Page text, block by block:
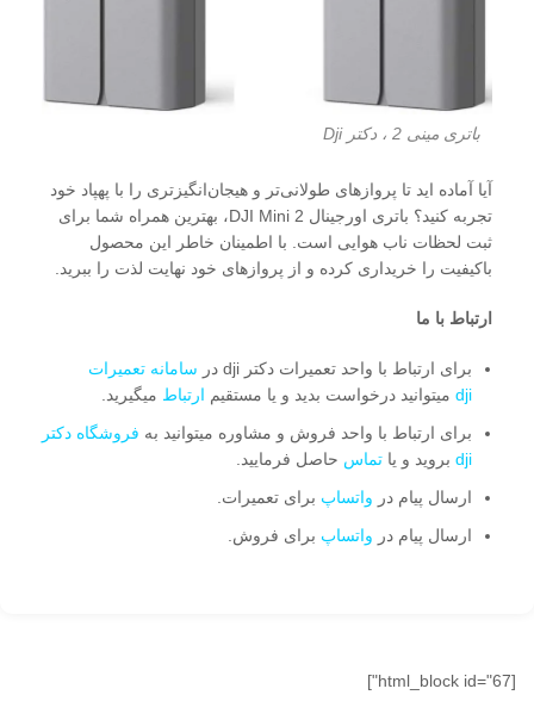
باتری مینی 2 ، دکتر Dji
آیا آماده اید تا پروازهای طولانی‌تر و هیجان‌انگیزتری را با پهپاد خود
تجربه کنید؟ باتری اورجینال DJI Mini 2، بهترین همراه شما برای
ثبت لحظات ناب هوایی است. با اطمینان خاطر این محصول
باکیفیت را خریداری کرده و از پروازهای خود نهایت لذت را ببرید.
ارتباط با ما
برای ارتباط با واحد تعمیرات دکتر dji در
سامانه تعمیرات
dji میتوانید درخواست بدید و یا مستقیم ارتباط میگیرید.
برای ارتباط با واحد فروش و مشاوره میتوانید به فروشگاه دکتر
dji بروید و یاتماس حاصل فرمایید.
ارسال پیام در واتساپ برای تعمیرات.
ارسال پیام در واتساپ برای فروش.
[html_block id="67"]